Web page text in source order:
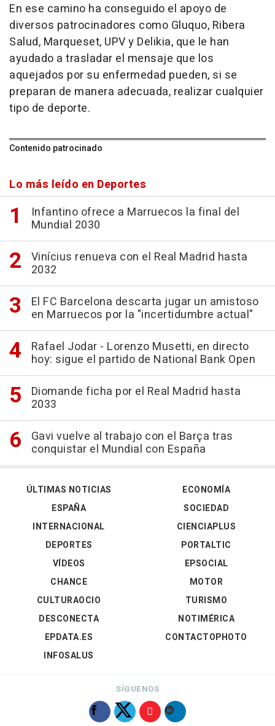
En ese camino ha conseguido el apoyo de
diversos patrocinadores como Gluquo, Ribera
Salud, Marqueset, UPV y Delikia, que le han
ayudado a trasladar el mensaje que los
aquejados por su enfermedad pueden, si se
preparan de manera adecuada, realizar cualquier
tipo de deporte.
Contenido patrocinado
Lo más leído en Deportes
Infantino ofrece a Marruecos la final del
Mundial 2030
Vinícius renueva con el Real Madrid hasta
2032
El FC Barcelona descarta jugar un amistoso
en Marruecos por la "incertidumbre actual"
Rafael Jodar - Lorenzo Musetti, en directo
hoy: sigue el partido de National Bank Open
Diomande ficha por el Real Madrid hasta
2033
Gavi vuelve al trabajo con el Barça tras
conquistar el Mundial con España
ÚLTIMAS NOTICIAS
ESPAÑA
INTERNACIONAL
DEPORTES
VÍDEOS
ECONOMÍA
SOCIEDAD
CIENCIAPLUS
PORTALTIC
EPSOCIAL
CHANCE
CULTURAOCIO
DESCONECTA
EPDATA.ES
INFOSALUS
MOTOR
TURISMO
NOTIMÉRICA
CONTACTOPHOTO
SÍGUENOS